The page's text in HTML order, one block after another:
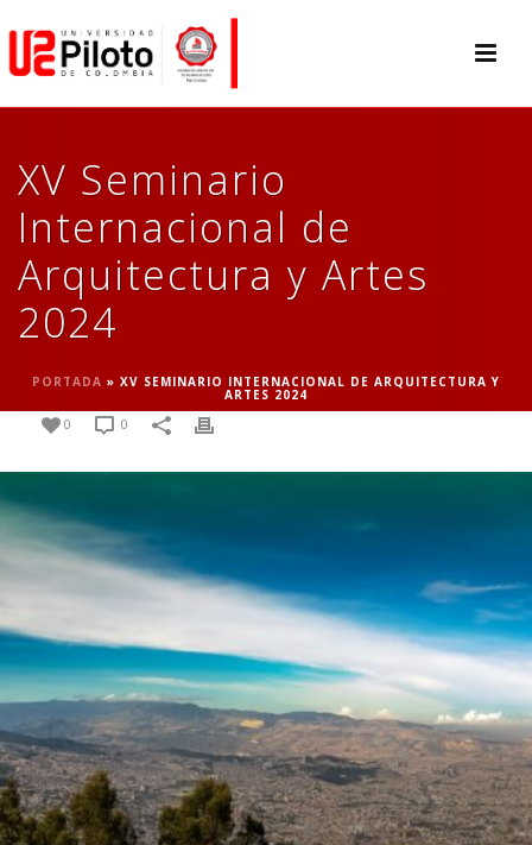
XV Seminario
Internacional de
Arquitectura y Artes
2024
PORTADA » XV SEMINARIO INTERNACIONAL DE ARQUITECTURA Y
ARTES 2024
0 0